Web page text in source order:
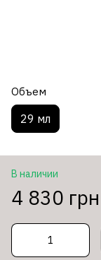
Объем
29 мл
В наличии
4 830 грн